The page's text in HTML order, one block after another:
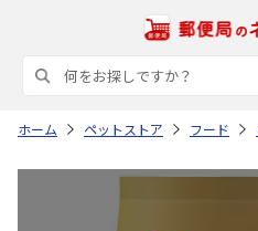
ホーム ペットストア フード